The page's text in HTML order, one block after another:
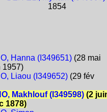
1854
Hanna (I349651)(28 mai
1957)
Liaou (I349652)(29 fév
Makhlouf (I349598)(2
1878)